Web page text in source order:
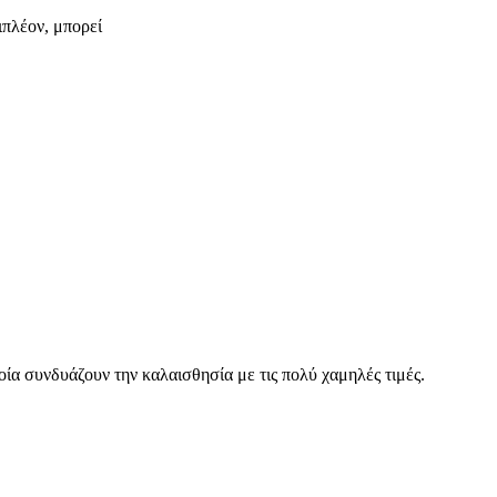
μπορεί
συνδυάζουν την καλαισθησία με τις πολύ χαμηλές τιμές.